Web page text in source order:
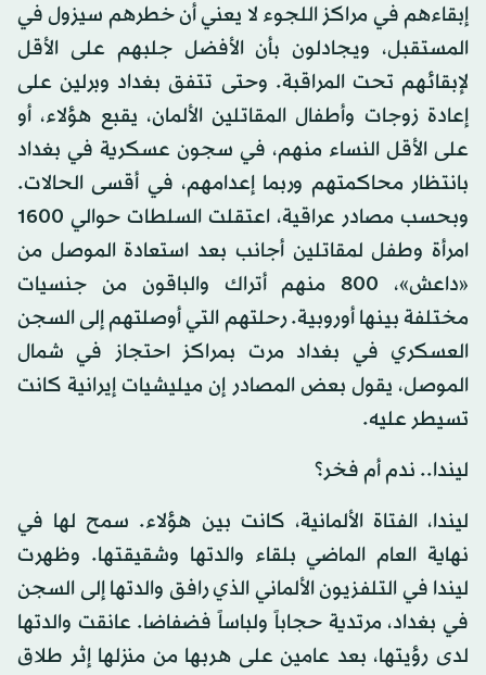
إبقاءهم في مراكز اللجوء لا يعني أن خطرهم سيزول في
المستقبل، ويجادلون بأن الأفضل جلبهم على الأقل
لإبقائهم تحت المراقبة. وحتى تتفق بغداد وبرلين على
إعادة زوجات وأطفال المقاتلين الألمان، يقبع هؤلاء، أو
على الأقل النساء منهم، في سجون عسكرية في بغداد
بانتظار محاكمتهم وربما إعدامهم، في أقسى الحالات.
وبحسب مصادر عراقية، اعتقلت السلطات حوالي 1600
امرأة وطفل لمقاتلين أجانب بعد استعادة الموصل من
«داعش»، 800 منهم أتراك والباقون من جنسيات
مختلفة بينها أوروبية. رحلتهم التي أوصلتهم إلى السجن
العسكري في بغداد مرت بمراكز احتجاز في شمال
الموصل، يقول بعض المصادر إن ميليشيات إيرانية كانت
تسيطر عليه.
ليندا.. ندم أم فخر؟
ليندا، الفتاة الألمانية، كانت بين هؤلاء. سمح لها في
نهاية العام الماضي بلقاء والدتها وشقيقتها. وظهرت
ليندا في التلفزيون الألماني الذي رافق والدتها إلى السجن
في بغداد، مرتدية حجاباً ولباساً فضفاضا. عانقت والدتها
لدى رؤيتها، بعد عامين على هربها من منزلها إثر طلاق